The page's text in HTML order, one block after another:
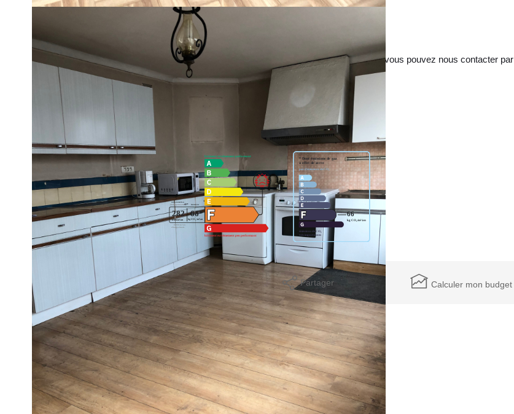
Nombreuses dépendances, jardin, garage.
Chaudière Gaz de ville, tout à l'égout.
Double vitrage PVC à l'étage, 3 fenêtres simple vitrage bois au rez de chaussée,
Vous avez un projet immobilier ? Tipi immobilier reste disponible pendant le confinement vous pouvez nous contacter par
téléphone ou par mail , visioconférence possible
Contactez Claire FOURNIER au 06.67.12.73.19 ou par mail claire.fournier62@hotmail.fr
Diagnostics énergétiques
Imprimer Partager Calculer mon budget
Nos honoraires